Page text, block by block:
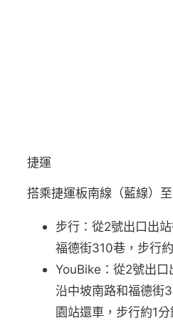
捷運
搭乘捷運板南線（藍線）至
步行：從2號出口出
福德街310巷，步行
YouBike：從2號出口
沿中坡南路和福德街
園站還車，步行約1分